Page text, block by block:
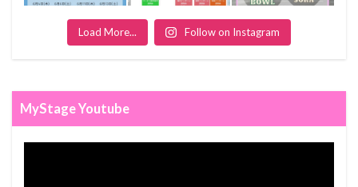
Load More... Follow on Instagram
MyStage Youtube
비